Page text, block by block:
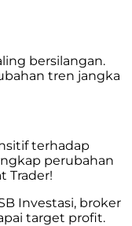
bersilangan.
tren jangka
terhadap
perubahan
Trader!
Investasi, broker
target profit.